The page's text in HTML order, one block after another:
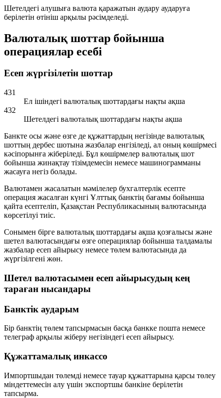
Шетелдегі алушыға валюта қаражатын аудару аударуға
берілетін өтініш арқылы рәсімделеді.
Валюталық шоттар бойынша
операциялар есебі
Есеп жүргізілетін шоттар
431
Ел ішіндегі валюталық шоттардағы нақты ақша
432
Шетелдегі валюталық шоттардағы нақты ақша
Банкте осы және өзге де құжаттардың негізінде валюталық
шоттың дербес шотына жазбалар енгізіледі, ал оның көшірмесі
кәсіпорынға жіберіледі. Бұл көшірмелер валюталық шот
бойынша жинақтау тізімдемесін немесе машинограмманы
жасауға негіз болады.
Валютамен жасалатын мәмілелер бухгалтерлік есепте
операция жасалған күнгі Ұлттық банктің бағамы бойынша
қайта есептеліп, Қазақстан Республикасының валютасында
көрсетілуі тиіс.
Сонымен бірге валюталық шоттардағы ақша қозғалысы және
шетел валютасындағы өзге операциялар бойынша талдамалы
жазбалар есеп айырысу немесе төлем валютасында да
жүргізілгені жөн.
Шетел валютасымен есеп айырысудың кең
тараған нысандары
Банктік аударым
Бір банктің төлем тапсырмасын басқа банкке пошта немесе
телеграф арқылы жіберу негізіндегі есеп айырысу.
Құжаттамалық инкассо
Импортшыдан төлемді немесе тауар құжаттарына қарсы төлеу
міндеттемесін алу үшін экспортшы банкіне берілетін
тапсырма.